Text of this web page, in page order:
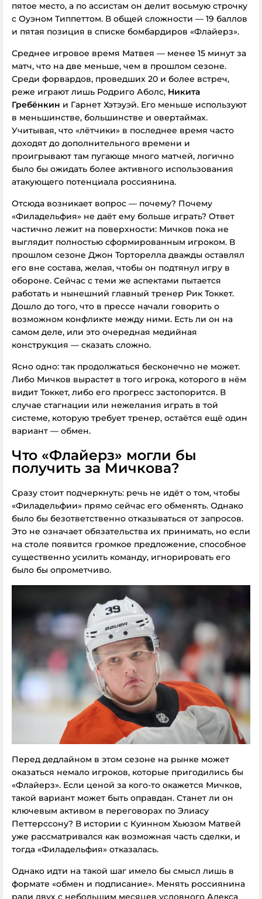
пятое место, а по ассистам он делит восьмую строчку
с Оуэном Типпеттом. В общей сложности — 19 баллов
и пятая позиция в списке бомбардиров «Флайерз».
Среднее игровое время Матвея — менее 15 минут за
матч, что на две меньше, чем в прошлом сезоне.
Среди форвардов, проведших 20 и более встреч,
реже играют лишь Родриго Аболс, Никита
Гребёнкин и Гарнет Хэтэуэй. Его меньше используют
в меньшинстве, большинстве и овертаймах.
Учитывая, что «лётчики» в последнее время часто
доходят до дополнительного времени и
проигрывают там пугающе много матчей, логично
было бы ожидать более активного использования
атакующего потенциала россиянина.
Отсюда возникает вопрос — почему? Почему
«Филадельфия» не даёт ему больше играть? Ответ
частично лежит на поверхности: Мичков пока не
выглядит полностью сформированным игроком. В
прошлом сезоне Джон Торторелла дважды оставлял
его вне состава, желая, чтобы он подтянул игру в
обороне. Сейчас с теми же аспектами пытается
работать и нынешний главный тренер Рик Токкет.
Дошло до того, что в прессе начали говорить о
возможном конфликте между ними. Есть ли он на
самом деле, или это очередная медийная
конструкция — сказать сложно.
Ясно одно: так продолжаться бесконечно не может.
Либо Мичков вырастет в того игрока, которого в нём
видит Токкет, либо его прогресс застопорится. В
случае стагнации или нежелания играть в той
системе, которую требует тренер, остаётся ещё один
вариант — обмен.
Что «Флайерз» могли бы
получить за Мичкова?
Сразу стоит подчеркнуть: речь не идёт о том, чтобы
«Филадельфии» прямо сейчас его обменять. Однако
было бы безответственно отказываться от запросов.
Это не означает обязательства их принимать, но если
на столе появится громкое предложение, способное
существенно усилить команду, игнорировать его
было бы опрометчиво.
Перед дедлайном в этом сезоне на рынке может
оказаться немало игроков, которые пригодились бы
«Флайерз». Если ценой за кого-то окажется Мичков,
такой вариант может быть оправдан. Станет ли он
ключевым активом в переговорах по Элиасу
Петтерссону? В истории с Куинном Хьюзом Матвей
уже рассматривался как возможная часть сделки, и
тогда «Филадельфия» отказалась.
Однако идти на такой шаг имело бы смысл лишь в
формате «обмен и подписание». Менять россиянина
ради двух с небольшим месяцев условного Алекса